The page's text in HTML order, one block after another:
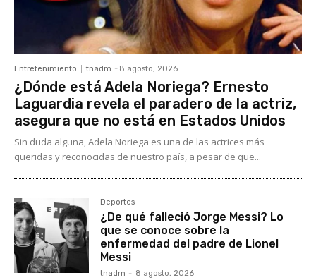
Entretenimiento tnadm - 8 agosto, 2026
¿Dónde está Adela Noriega? Ernesto
Laguardia revela el paradero de la actriz,
asegura que no está en Estados Unidos
Sin duda alguna, Adela Noriega es una de las actrices más
queridas y reconocidas de nuestro país, a pesar de que...
Deportes
¿De qué falleció Jorge Messi? Lo
que se conoce sobre la
enfermedad del padre de Lionel
Messi
tnadm - 8 agosto, 2026